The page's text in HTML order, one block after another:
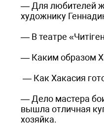
— Для любителей
художнику
— В театре
— Каким образом
— Как Хакасия
— Дело мастера
вышла отличная
хозяйка.